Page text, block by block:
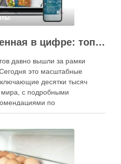
Кулинарная вселенная в цифре: топ-3 самых больших электронных книг рецептов
давно вышли за рамки
это масштабные
десятки тысяч
мира, с подробными
по
печатных изданий,
блюд и добавлять новые